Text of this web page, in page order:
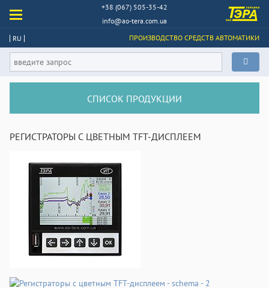
+38 (067) 505-35-42
info@ao-tera.com.ua
RU
ПРОИЗВОДСТВО СРЕДСТВ АВТОМАТИКИ
СПИСОК ПРОДУКЦИИ
РЕГИСТРАТОРЫ С ЦВЕТНЫМ TFT-ДИСПЛЕЕМ